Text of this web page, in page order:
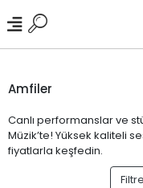
Amfiler
Canlı performanslar ve
Müzik’te! Yüksek kaliteli
fiyatlarla keşfedin.